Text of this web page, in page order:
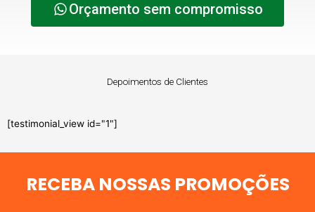
Orçamento sem compromisso
Depoimentos de Clientes
[testimonial_view id="1"]
RECEBA NOSSAS PROMOÇÕES